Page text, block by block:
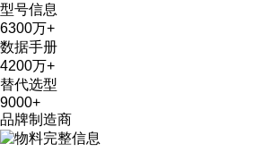
型号信息
6300万+
数据手册
4200万+
替代选型
9000+
品牌制造商